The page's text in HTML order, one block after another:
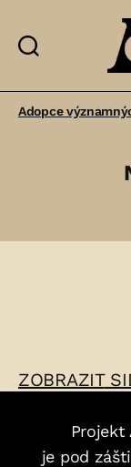
Adopce
ZOBRAZIT
Projekt
je pod